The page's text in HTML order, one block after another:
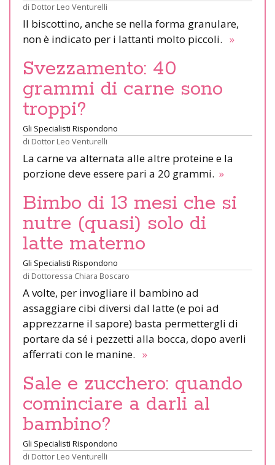
di Dottor Leo Venturelli
Il biscottino, anche se nella forma granulare,
non è indicato per i lattanti molto piccoli. »
Svezzamento: 40
grammi di carne sono
troppi?
Gli Specialisti Rispondono
di Dottor Leo Venturelli
La carne va alternata alle altre proteine e la
porzione deve essere pari a 20 grammi. »
Bimbo di 13 mesi che si
nutre (quasi) solo di
latte materno
Gli Specialisti Rispondono
di Dottoressa Chiara Boscaro
A volte, per invogliare il bambino ad
assaggiare cibi diversi dal latte (e poi ad
apprezzarne il sapore) basta permettergli di
portare da sé i pezzetti alla bocca, dopo averli
afferrati con le manine. »
Sale e zucchero: quando
cominciare a darli al
bambino?
Gli Specialisti Rispondono
di Dottor Leo Venturelli